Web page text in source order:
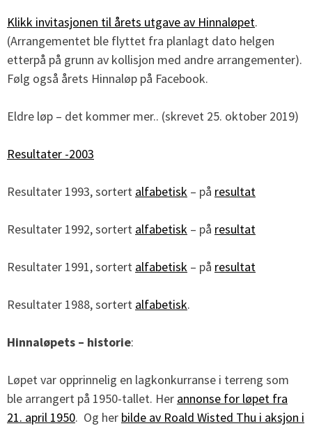
Klikk invitasjonen til årets utgave av Hinnaløpet.
(Arrangementet ble flyttet fra planlagt dato helgen
etterpå på grunn av kollisjon med andre arrangementer).
Følg også årets Hinnaløp på Facebook.
Eldre løp – det kommer mer.. (skrevet 25. oktober 2019)
Resultater -2003
Resultater 1993, sortert alfabetisk – på resultat
Resultater 1992, sortert alfabetisk – på resultat
Resultater 1991, sortert alfabetisk – på resultat
Resultater 1988, sortert alfabetisk.
Hinnaløpets – historie:
Løpet var opprinnelig en lagkonkurranse i terreng som
ble arrangert på 1950-tallet. Her annonse for løpet fra
21. april 1950. Og her bilde av Roald Wisted Thu i aksjon i